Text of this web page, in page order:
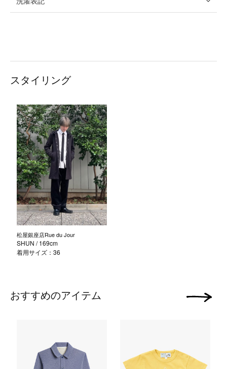
スタイリング
松屋銀座店Rue du Jour
SHUN / 169cm
着用サイズ：36
おすすめのアイテム 次の画像